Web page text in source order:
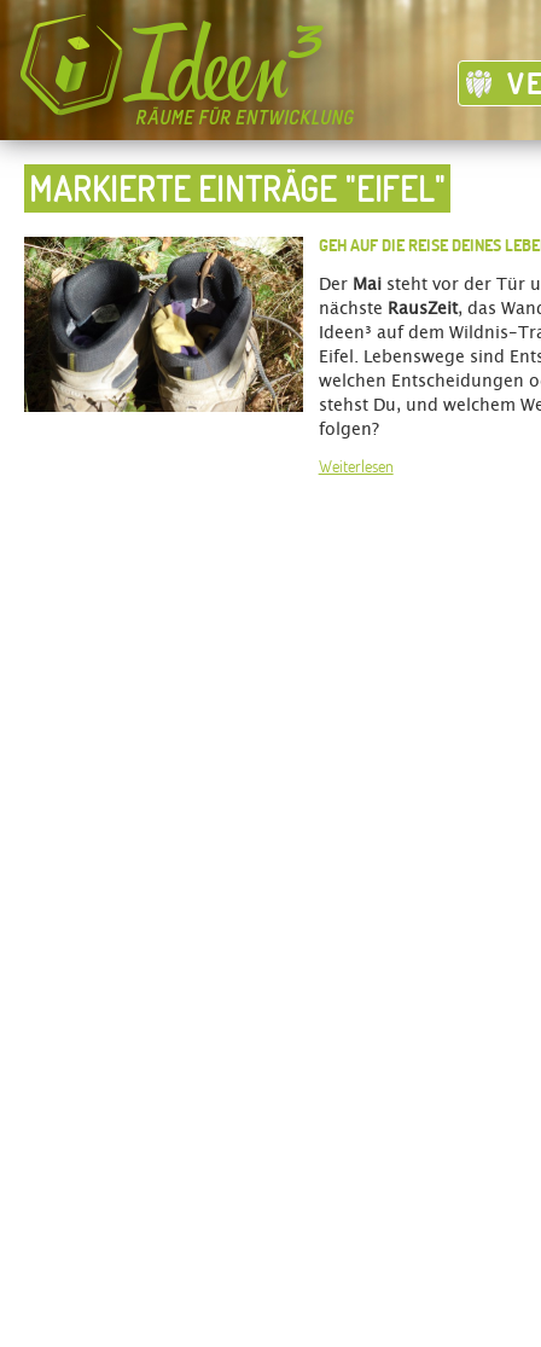
MARKIERTE EINTRÄGE "EIFEL"
GEH AUF DIE REISE DEINES
Der Mai steht vor der Tür
nächste RausZeit, das
Ideen³ auf dem Wildnis-
Eifel. Lebenswege sind
welchen Entscheidungen
stehst Du, und welchem
folgen?
Weiterlesen